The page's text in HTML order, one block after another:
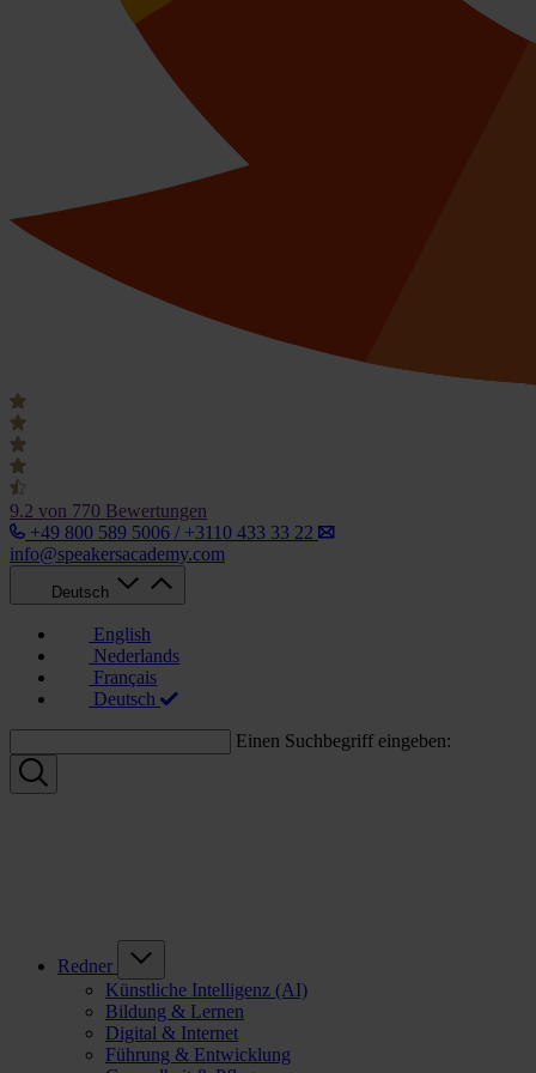
9.2 von 770 Bewertungen
+49 800 589 5006 / +3110 433 33 22
info@speakersacademy.com
Deutsch
English
Nederlands
Français
Deutsch
Einen Suchbegriff eingeben:
Redner
Künstliche Intelligenz (AI)
Bildung & Lernen
Digital & Internet
Führung & Entwicklung